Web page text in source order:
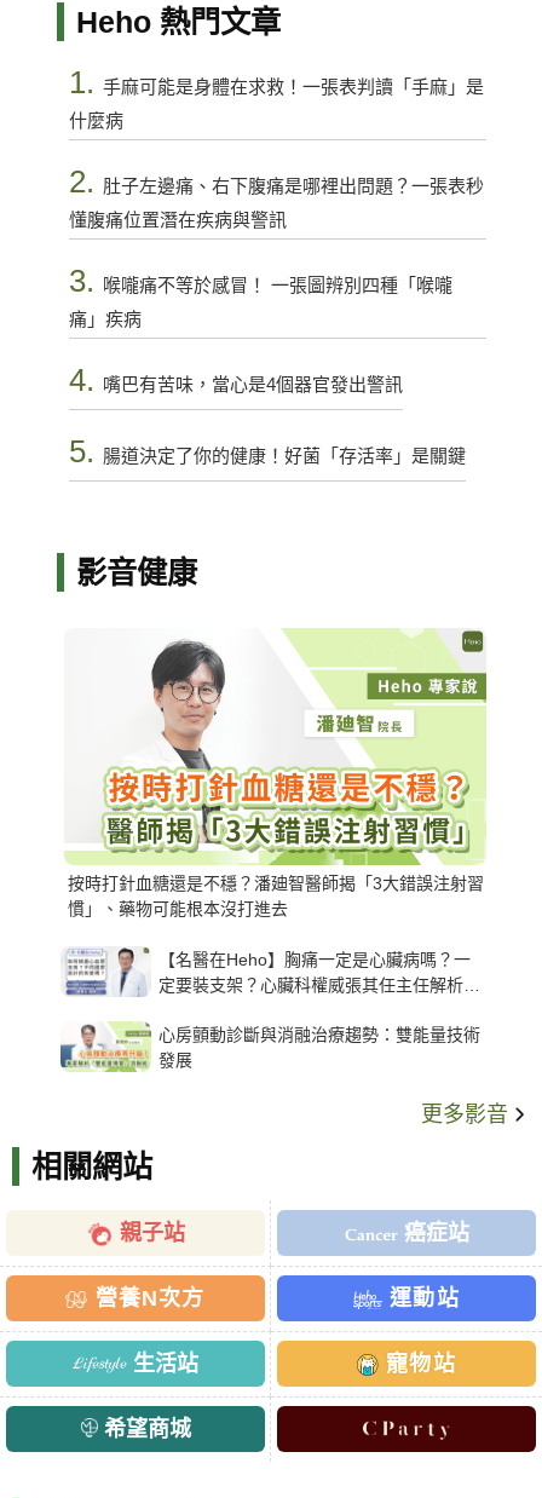
Heho 熱門文章
1. 手麻可能是身體在求救！一張表判讀「手麻」是
什麼病
2. 肚子左邊痛、右下腹痛是哪裡出問題？一張表秒
懂腹痛位置潛在疾病與警訊
3.
喉嚨痛不等於感冒！ 一張圖辨別四種「喉嚨
痛」疾病
4. 嘴巴有苦味，當心是4個器官發出警訊
5. 腸道決定了你的健康！好菌「存活率」是關鍵
影音健康
按時打針血糖還是不穩？潘廸智醫師揭「3大錯誤注射習
慣」、藥物可能根本沒打進去
【名醫在Heho】胸痛一定是心臟病嗎？一
定要裝支架？心臟科權威張其任主任解析支
心房顫動診斷與消融治療趨勢：雙能量技術
發展
更多影音
相關網站
親子站 癌症站
營養N次方 運動站
生活站 寵物站
希望商城